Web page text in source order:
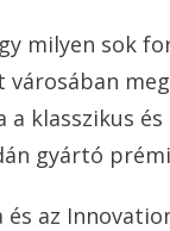
milyen sok
városában
klasszikus
gyártó
és az